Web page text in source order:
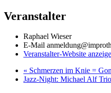
Veranstalter
Raphael Wieser
E-Mail
Veranstalter-Website
« Schmerzen im Knie =
Jazz-Night: Michael Alf